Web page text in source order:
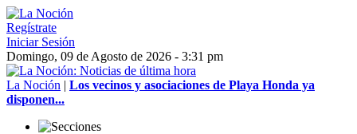
Regístrate
Iniciar Sesión
Domingo, 09 de Agosto de 2026 - 3:31 pm
La Noción | Los vecinos y asociaciones de Playa Honda ya
disponen...